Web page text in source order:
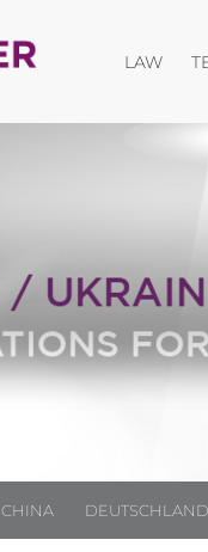
LAW
CHINA DEUTSCHLAND